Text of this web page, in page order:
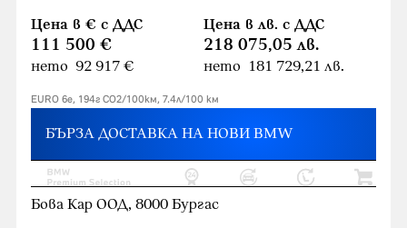
Цена в € с ДДС
111 500 €
нето 92 917 €
Цена в лв. с ДДС
218 075,05 лв.
нето 181 729,21 лв.
EURO 6e, 194г CO2/100км, 7.4л/100 км
БЪРЗА ДОСТАВКА НА НОВИ BMW
Бова Кар ООД, 8000 Бургас